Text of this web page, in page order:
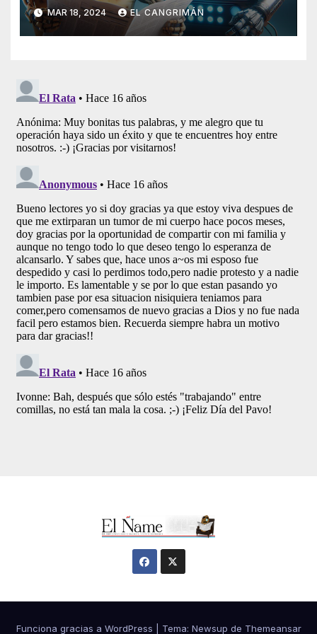
Generado Por Inteligencia
Artificial
MAR 18, 2024 EL CANGRIMÁN
Funciona gracias a WordPress Tema: Newsup de Themeansar